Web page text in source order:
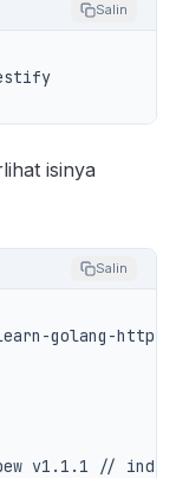
Salin
isinya
Salin